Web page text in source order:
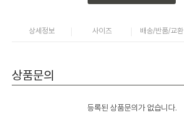
상세정보 사이즈 배송/반품/교환
상품문의
등록된 상품문의가 없습니다.